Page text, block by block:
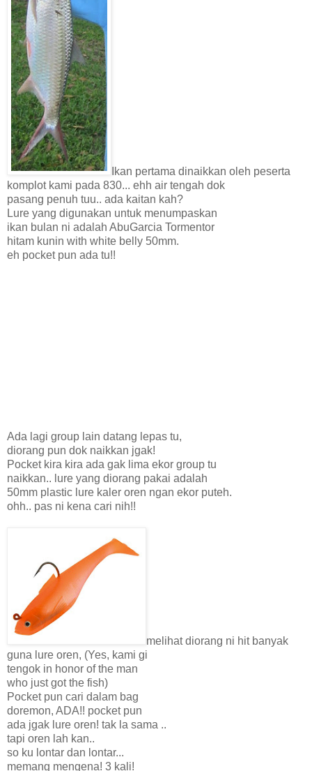
Ikan pertama dinaikkan oleh peserta
komplot kami pada 830... ehh air tengah dok
pasang penuh tuu.. ada kaitan kah?
Lure yang digunakan untuk menumpaskan
ikan bulan ni adalah AbuGarcia Tormentor
hitam kunin with white belly 50mm.
eh pocket pun ada tu!!
Ada lagi group lain datang lepas tu,
diorang pun dok naikkan jgak!
Pocket kira kira ada gak lima ekor group tu
naikkan.. lure yang diorang pakai adalah
50mm plastic lure kaler oren ngan ekor puteh.
ohh.. pas ni kena cari nih!!
melihat diorang ni hit banyak
guna lure oren, (Yes, kami gi
tengok in honor of the man
who just got the fish)
Pocket pun cari dalam bag
doremon, ADA!! pocket pun
ada jgak lure oren! tak la sama ..
tapi oren lah kan..
so ku lontar dan lontar...
memang mengena! 3 kali!